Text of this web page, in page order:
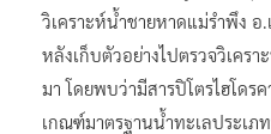
วิเคราะห์น้ำชายหาดแม่รำพึง อ
หลังเก็บตัวอย่างไปตรวจวิเคร
มา โดยพบว่ามีสารปิโตรไฮโดร
เกณฑ์มาตรฐานน้ำทะเลประเภ